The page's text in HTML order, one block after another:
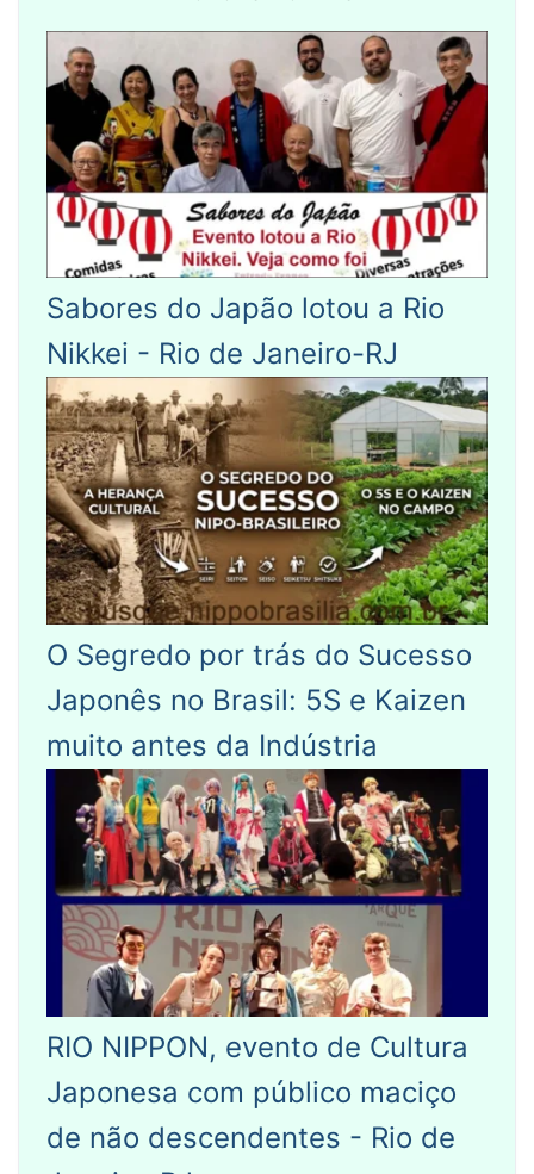
Sabores do Japão lotou a Rio
Nikkei - Rio de Janeiro-RJ
O Segredo por trás do Sucesso
Japonês no Brasil: 5S e Kaizen
muito antes da Indústria
RIO NIPPON, evento de Cultura
Japonesa com público maciço
de não descendentes - Rio de